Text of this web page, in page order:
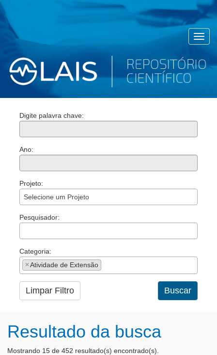
Digite palavra chave:
Ano:
Projeto:
Selecione um Projeto
Pesquisador:
Categoria:
×Atividade de Extensão
Limpar Filtro Buscar
Resultado da busca
Mostrando 15 de 452 resultado(s) encontrado(s).